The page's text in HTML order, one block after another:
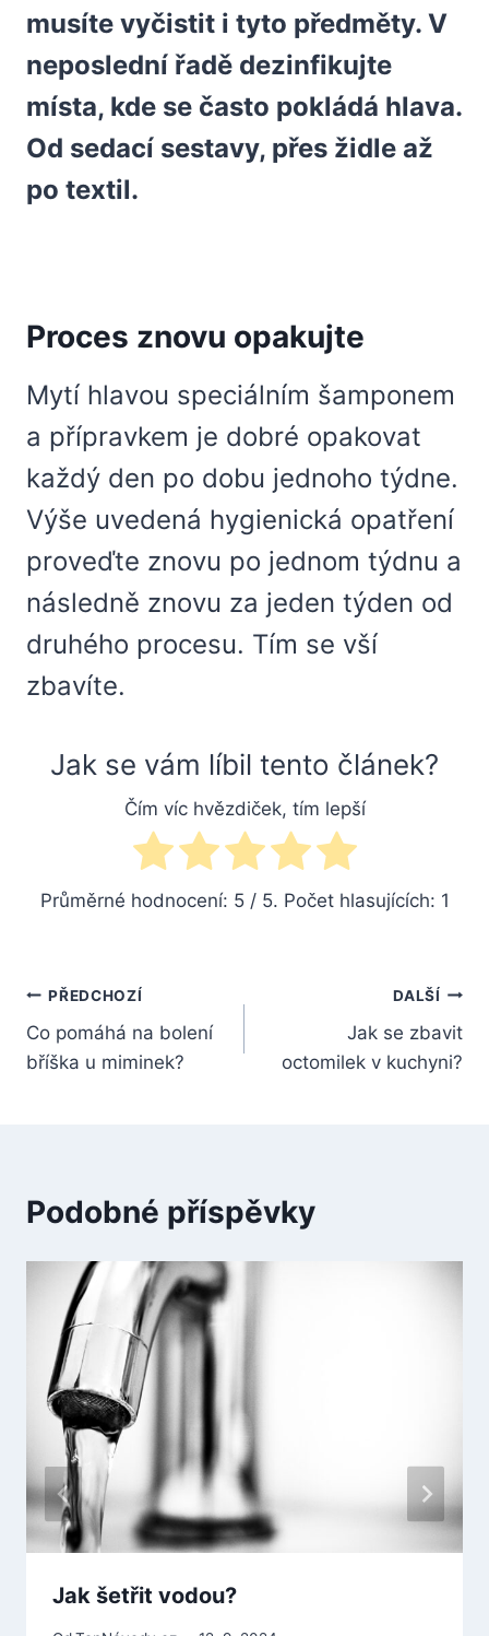
musíte vyčistit i tyto předměty. V
neposlední řadě dezinfikujte
místa, kde se často pokládá hlava.
Od sedací sestavy, přes židle až
po textil.
Proces znovu opakujte
Mytí hlavou speciálním šamponem
a přípravkem je dobré opakovat
každý den po dobu jednoho týdne.
Výše uvedená hygienická opatření
proveďte znovu po jednom týdnu a
následně znovu za jeden týden od
druhého procesu. Tím se vší
zbavíte.
Jak se vám líbil tento článek?
Čím víc hvězdiček, tím lepší
Průměrné hodnocení: 5/ 5. Počet hlasujících: 1
Navigace
pro
PŘEDCHOZÍ
Co pomáhá na bolení
bříška u miminek?
DALŠÍ
Jak se zbavit
octomilek v kuchyni?
Podobné příspěvky
Jak šetřit vodou?